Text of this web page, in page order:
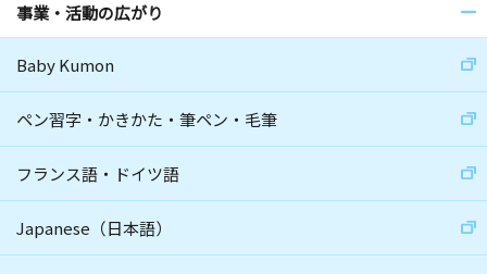
事業・活動の広がり
Baby Kumon
ペン習字・かきかた・筆ペン・毛筆
フランス語・ドイツ語
Japanese（日本語）